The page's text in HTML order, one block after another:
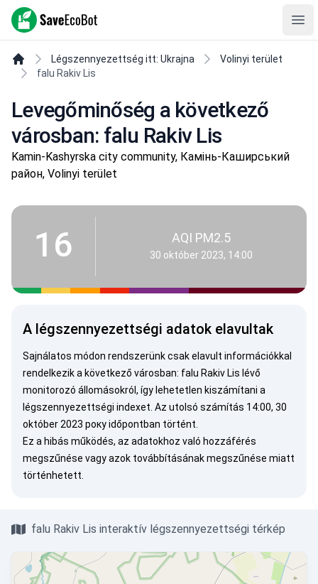
SaveEcoBot
Légszennyezettség itt: Ukrajna
Volinyi terület
falu Rakiv Lis
Levegőminőség a következő
városban: falu Rakiv Lis
Kamin-Kashyrska city community, Камінь-Каширський
район, Volinyi terület
16 AQI PM2.5
30 október 2023, 14:00
A légszennyezettségi adatok elavultak
Sajnálatos módon rendszerünk csak elavult információkkal
rendelkezik a következő városban: falu Rakiv Lis lévő
monitorozó állomásokról, így lehetetlen kiszámítani a
légszennyezettségi indexet. Az utolsó számítás 14:00, 30
október 2023 року időpontban történt.
Ez a hibás működés, az adatokhoz való hozzáférés
megszűnése vagy azok továbbításának megszűnése miatt
történhetett.
falu Rakiv Lis interaktív légszennyezettségi térkép